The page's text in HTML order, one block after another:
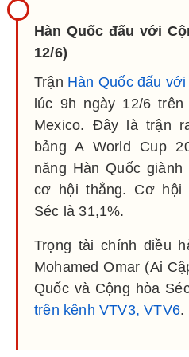
Hàn Quốc đấu với
12/6)
Trận Hàn Quốc đấu
lúc 9h ngày 12/6 trên
Mexico. Đây là trận
bảng A World Cup
năng Hàn Quốc
cơ hội thắng. Cơ hội
Séc là 31,1%.
Trọng tài chính điều
Mohamed Omar (Ai
Quốc và Cộng hòa
trên kênh VTV3, VTV6.